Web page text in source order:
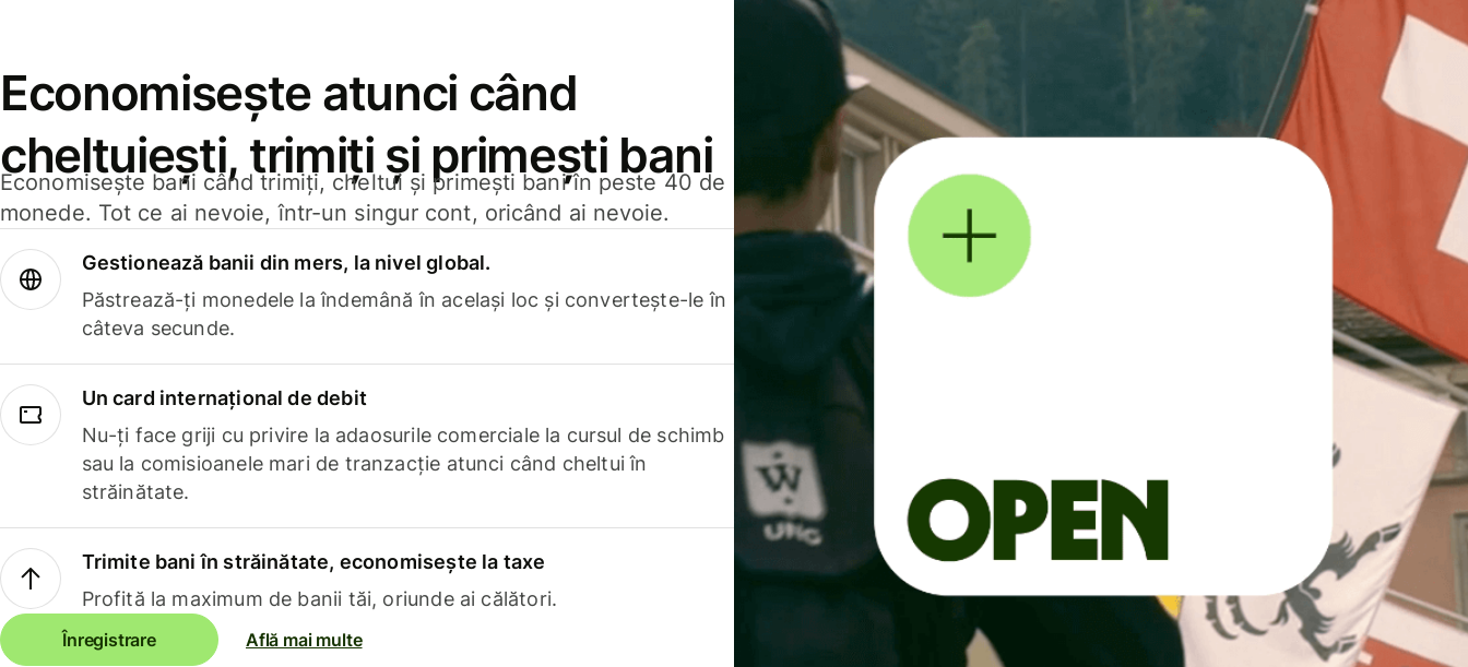
Economisește atunci când
cheltuiești, trimiți și primești bani
Economisește bani când trimiți, cheltui și primești bani în peste 40 de
monede. Tot ce ai nevoie, într-un singur cont, oricând ai nevoie.
Gestionează banii din mers, la nivel global.
Păstrează-ți monedele la îndemână în același loc și convertește-le în
câteva secunde.
Un card internațional de debit
Nu-ți face griji cu privire la adaosurile comerciale la cursul de schimb
sau la comisioanele mari de tranzacție atunci când cheltui în
străinătate.
Trimite bani în străinătate, economisește la taxe
Profită la maximum de banii tăi, oriunde ai călători.
Înregistrare Află mai multe